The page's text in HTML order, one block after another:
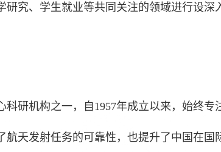
究、学生就业等共同关注的领域进行设深
研机构之一，自1957年成立以来，始终专
天发射任务的可靠性，也提升了中国在国